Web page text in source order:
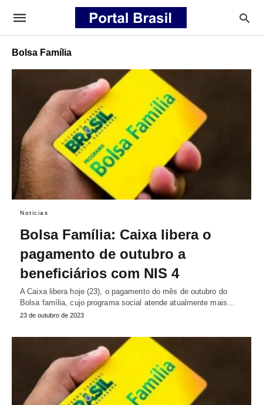
Bolsa Família
Noticias
Bolsa Família: Caixa libera o
pagamento de outubro a
beneficiários com NIS 4
A Caixa libera hoje (23), o pagamento do mês de outubro do
Bolsa família, cujo programa social atende atualmente mais…
23 de outubro de 2023